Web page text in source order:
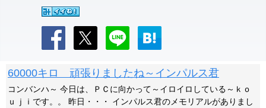
60000キロ 頑張りましたね～インパルス君
コンバンハ～ 今日は、ＰＣに向かって～イロイロしている～ｋｏ
ｕｊｉです。。 昨日・・・ インパルス君のメモリアルがありまし